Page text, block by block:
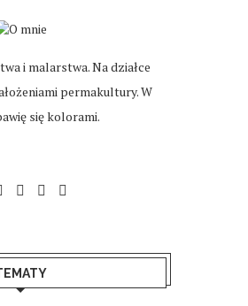
i malarstwa. Na działce
permakultury. W
się kolorami.